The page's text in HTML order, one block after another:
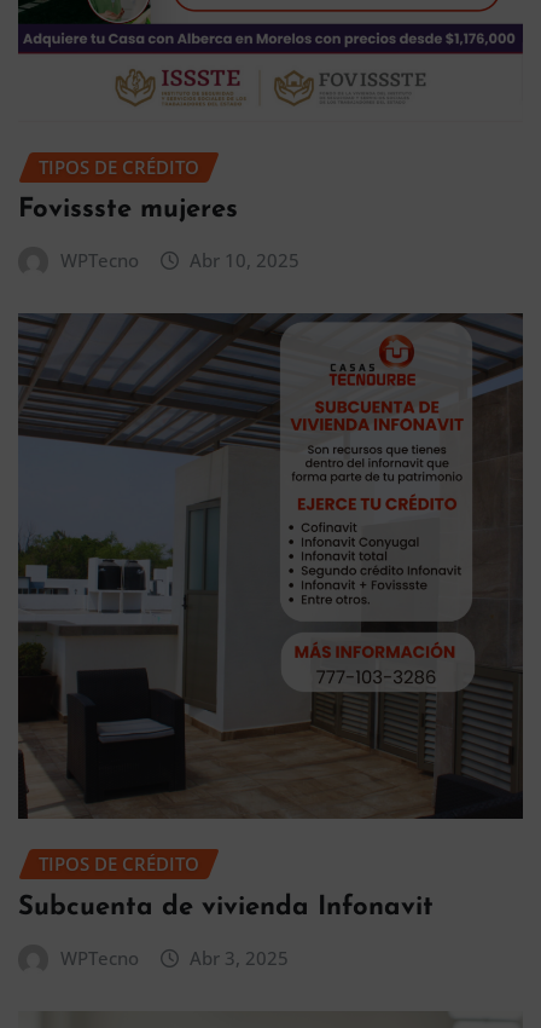
TIPOS DE CRÉDITO
Fovissste mujeres
WPTecno Abr 10, 2025
TIPOS DE CRÉDITO
Subcuenta de vivienda Infonavit
WPTecno Abr 3, 2025